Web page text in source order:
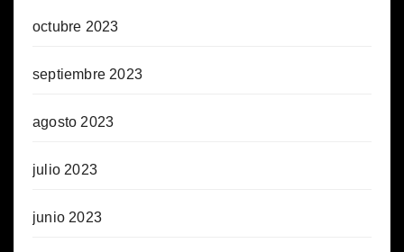
octubre 2023
septiembre 2023
agosto 2023
julio 2023
junio 2023